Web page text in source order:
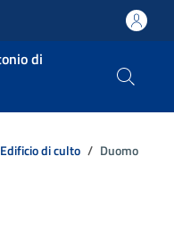
di
Edificio di culto Duomo